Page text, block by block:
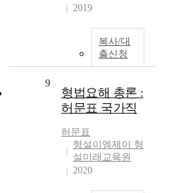
2019
복사/대
출신청
9
형법요해 총론 :
허문표 국가직
허문표
형설이엠제이 형
설미래교육원
2020